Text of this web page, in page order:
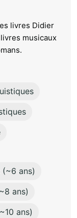
livres Didier
musicaux
(~6 ans)
ans)
ans)